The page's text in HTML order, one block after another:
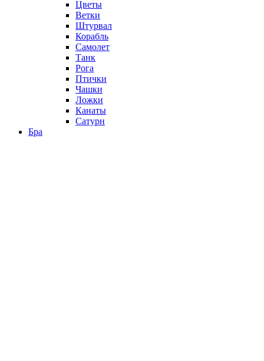
Цветы
Ветки
Штурвал
Корабль
Самолет
Танк
Рога
Птички
Чашки
Ложки
Канаты
Сатурн
Бра